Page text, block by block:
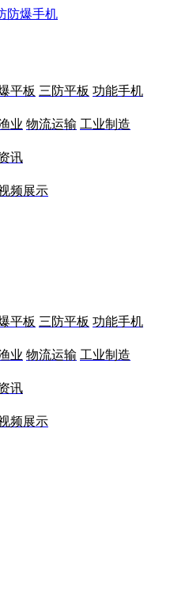
平板 三防平板 功能手机
业 物流运输 工业制造
讯
频展示
平板 三防平板 功能手机
业 物流运输 工业制造
讯
频展示